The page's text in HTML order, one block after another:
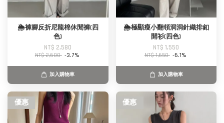
🌦️褲腳反折尼龍棉休閒褲(四
色)
NT$ 2,580
NT$ 2,680 -3.7%
加入購物車
🌦️極顯瘦小翻領洞洞針織排釦
開衫(四色)
NT$ 1,550
NT$ 1,650 -6.1%
加入購物車
優惠 優惠